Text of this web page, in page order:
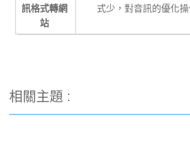
訊格式轉網
站
式少，對音訊的優化
相關主題 :